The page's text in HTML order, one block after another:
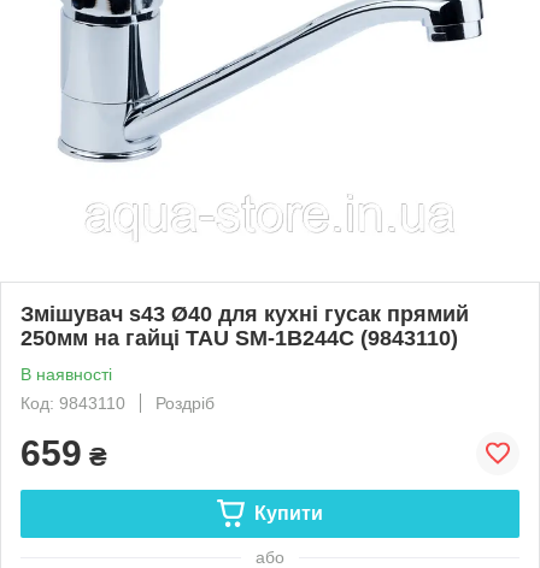
Змішувач s43 Ø40 для кухні гусак прямий
250мм на гайці TAU SM-1B244C (9843110)
В наявності
Код: 9843110
Роздріб
659 ₴
Купити
або